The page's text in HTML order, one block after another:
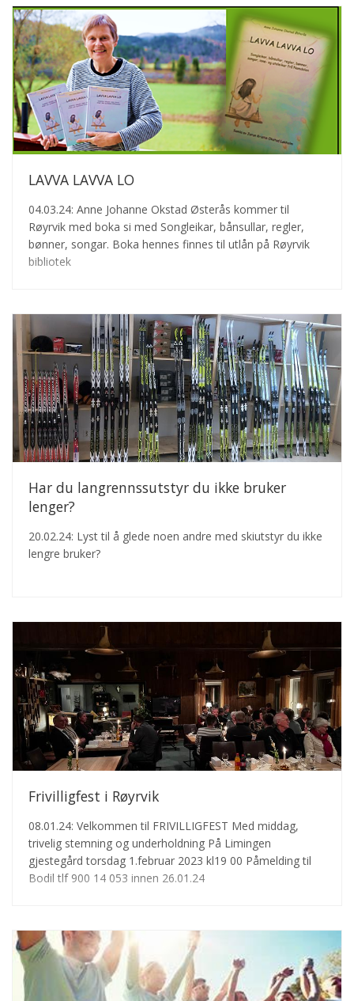
LAVVA LAVVA LO
04.03.24: Anne Johanne Okstad Østerås kommer til
Røyrvik med boka si med Songleikar, bånsullar, regler,
bønner, songar. Boka hennes finnes til utlån på Røyrvik
bibliotek
Har du langrennssutstyr du ikke bruker
lenger?
20.02.24: Lyst til å glede noen andre med skiutstyr du ikke
lengre bruker?
Frivilligfest i Røyrvik
08.01.24: Velkommen til FRIVILLIGFEST Med middag,
trivelig stemning og underholdning På Limingen
gjestegård torsdag 1.februar 2023 kl19 00 Påmelding til
Bodil tlf 900 14 053 innen 26.01.24